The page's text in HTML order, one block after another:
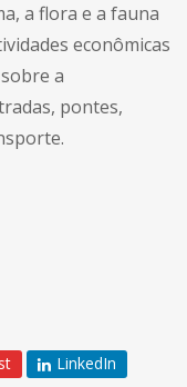
a flora e a fauna
econômicas
a
pontes,
LinkedIn